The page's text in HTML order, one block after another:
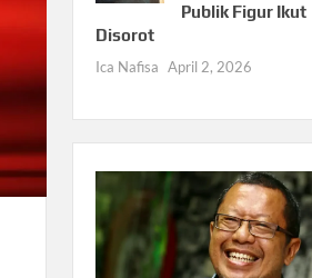
Publik Figur Ikut
Disorot
Ica Nafisa April 2, 2026